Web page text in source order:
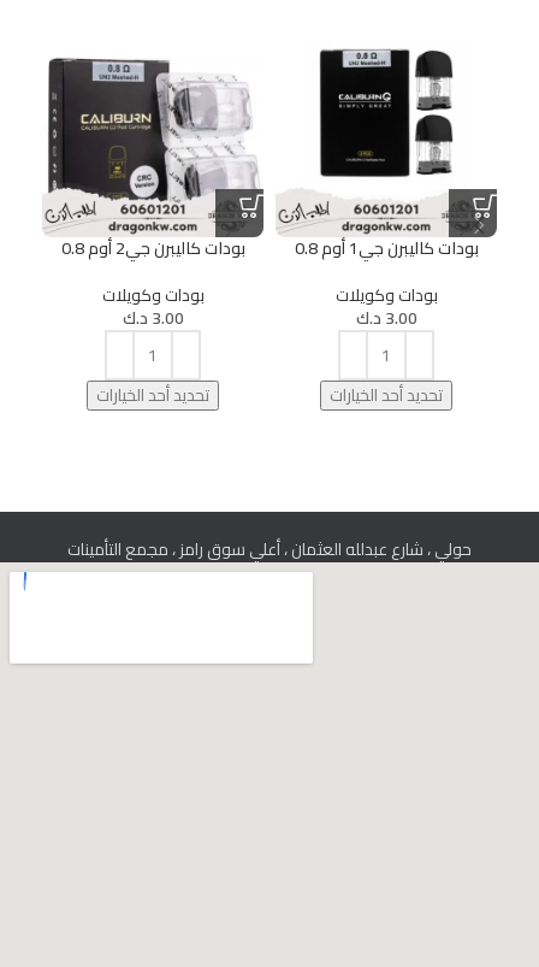
بودات كاليبرن جي1 أوم 0.8
بودات وكويلات
3.00د.ك
تحديد أحد الخيارات
بودات كاليبرن جي2 أوم 0.8
بودات وكويلات
3.00د.ك
تحديد أحد الخيارات
حولي ، شارع عبدلله العثمان ، أعلي سوق رامز ، مجمع التأمينات